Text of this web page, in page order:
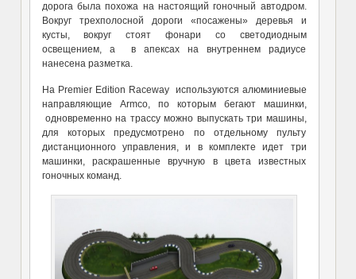
дорога была похожа на настоящий гоночный автодром.
Вокруг трехполосной дороги «посажены» деревья и
кусты, вокруг стоят фонари со светодиодным
освещением, а в апексах на внутреннем радиусе
нанесена разметка.
На Premier Edition Raceway используются алюминиевые
направляющие Armco, по которым бегают машинки,
одновременно на трассу можно выпускать три машины,
для которых предусмотрено по отдельному пульту
дистанционного управления, и в комплекте идет три
машинки, раскрашенные вручную в цвета известных
гоночных команд.